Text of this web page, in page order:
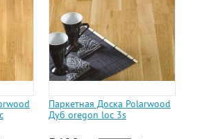
Паркетная Доска Polarwood
Дуб oregon loc 3s